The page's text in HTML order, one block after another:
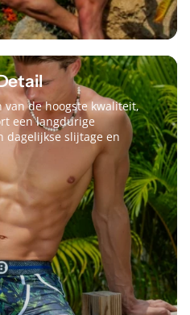
van de hoogste kwaliteit,
een langdurige
dagelijkse slijtage en